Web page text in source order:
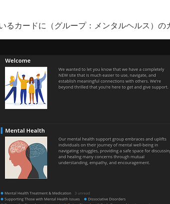
るカードに（グループ：メンタルヘルス）の